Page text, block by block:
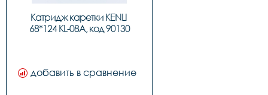
Катридж каретки KENLI
68*124 KL-08A, код 90130
добавить в сравнение